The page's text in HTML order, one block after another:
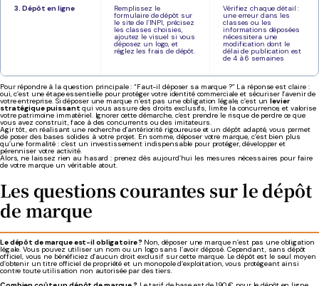
3. Dépôt en ligne Remplissez le
formulaire de dépôt sur
le site de l’INPI, précisez
les classes choisies,
ajoutez le visuel si vous
déposez un logo, et
réglez les frais de dépôt.
Vérifiez chaque détail :
une erreur dans les
classes ou les
informations déposées
nécessitera une
modification dont le
délai de publication est
de 4 à 6 semaines
Pour répondre à la question principale : “Faut-il déposer sa marque ?” La réponse est claire :
oui, c’est une étape essentielle pour protéger votre identité commerciale et sécuriser l’avenir de
votre entreprise. Si déposer une marque n’est pas une obligation légale, c’est unlevier
stratégique puissant qui vous assure des droits exclusifs, limite la concurrence, et valorise
votre patrimoine immatériel. Ignorer cette démarche, c’est prendre le risque de perdre ce que
vous avez construit, face à des concurrents ou des imitateurs.
Agir tôt, en réalisant une recherche d’antériorité rigoureuse et un dépôt adapté, vous permet
de poser des bases solides à votre projet. En somme, déposer votre marque, c’est bien plus
qu’une formalité : c’est un investissement indispensable pour protéger, développer et
pérenniser votre activité.
Alors, ne laissez rien au hasard : prenez dès aujourd’hui les mesures nécessaires pour faire
de votre marque un véritable atout.
Les questions courantes sur le dépôt
de marque
Le dépôt de marque est-il obligatoire ? Non, déposer une marque n’est pas une obligation
légale. Vous pouvez utiliser un nom ou un logo sans l’avoir déposé. Cependant, sans dépôt
officiel, vous ne bénéficiez d’aucun droit exclusif sur cette marque. Le dépôt est le seul moyen
d’obtenir un titre officiel de propriété et un monopole d’exploitation, vous protégeant ainsi
contre toute utilisation non autorisée par des tiers.